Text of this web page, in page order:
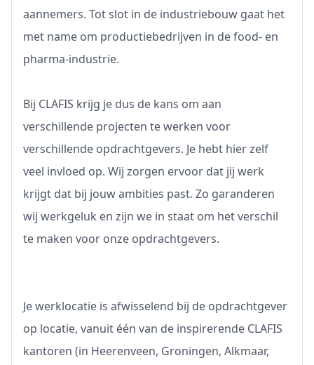
aannemers. Tot slot in de industriebouw gaat het
met name om productiebedrijven in de food- en
pharma-industrie.
Bij CLAFIS krijg je dus de kans om aan
verschillende projecten te werken voor
verschillende opdrachtgevers. Je hebt hier zelf
veel invloed op. Wij zorgen ervoor dat jij werk
krijgt dat bij jouw ambities past. Zo garanderen
wij werkgeluk en zijn we in staat om het verschil
te maken voor onze opdrachtgevers.
Je werklocatie is afwisselend bij de opdrachtgever
op locatie, vanuit één van de inspirerende CLAFIS
kantoren (in Heerenveen, Groningen, Alkmaar,